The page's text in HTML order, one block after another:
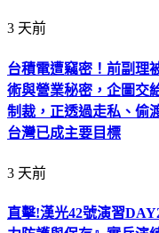
3 天前
台積電遭竊密！前副理
術與營業秘密，企圖交
制裁，正透過走私、偷
台灣已成主要目標
3 天前
直擊!漢光42號演習